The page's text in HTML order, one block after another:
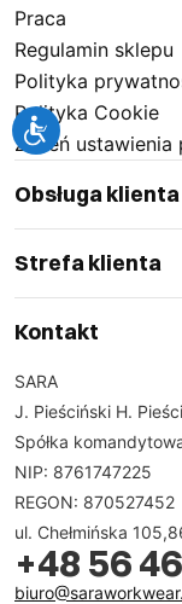
Praca
Regulamin sklepu
Polityka
Polityka Cookie
Zmień
Obsługa klienta
Strefa klienta
Kontakt
SARA
J. Pieściński H.
Spółka
NIP: 8761747225
REGON: 870527452
ul. Chełmińska
+48 56